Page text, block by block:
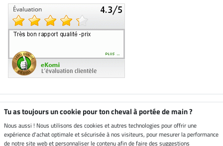
Boutique climatiquement
Livraison par
Tu as toujours un cookie pour ton cheval à portée de main ?
Nous aussi ! Nous utilisons des cookies et autres technologies pour offrir une
expérience d'achat optimale et sécurisée à nos visiteurs, pour mesurer la performance
de notre site web et personnaliser le contenu afin de faire des suggestions